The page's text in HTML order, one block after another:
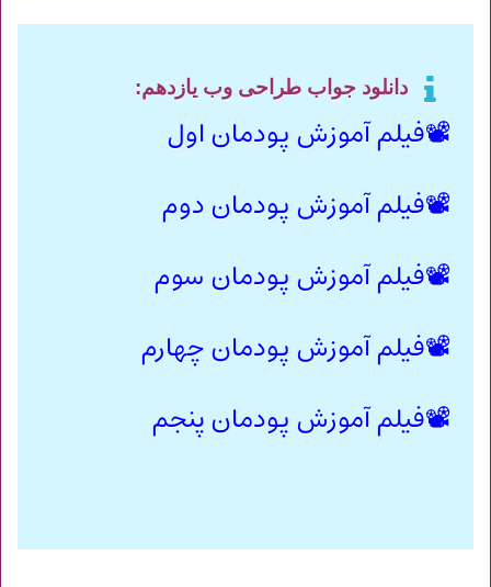
دانلود جواب طراحی وب یازدهم:
📽فیلم آموزش پودمان اول
📽فیلم آموزش پودمان دوم
📽فیلم آموزش پودمان سوم
📽فیلم آموزش پودمان چهارم
📽فیلم آموزش پودمان پنجم